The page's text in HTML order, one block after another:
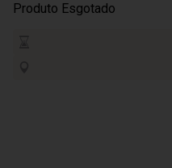
Produto Esgotado